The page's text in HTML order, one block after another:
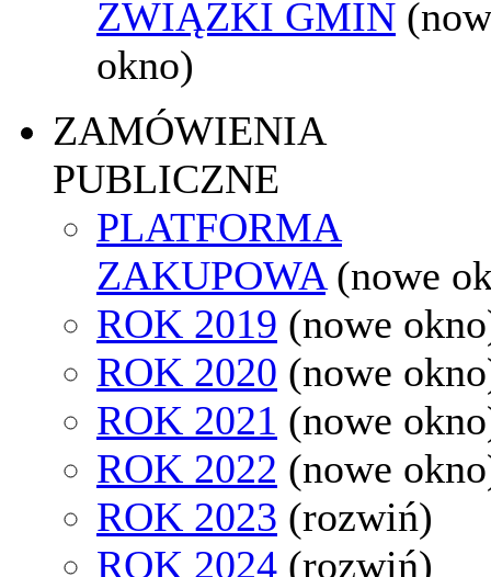
ZWIĄZKI GMIN
okno)
ZAMÓWIENIA
PUBLICZNE
PLATFORMA
ZAKUPOWA (nowe
ROK 2019 (nowe
ROK 2020 (nowe
ROK 2021 (nowe
ROK 2022 (nowe
ROK 2023 (rozwiń)
ROK 2024 (rozwiń)